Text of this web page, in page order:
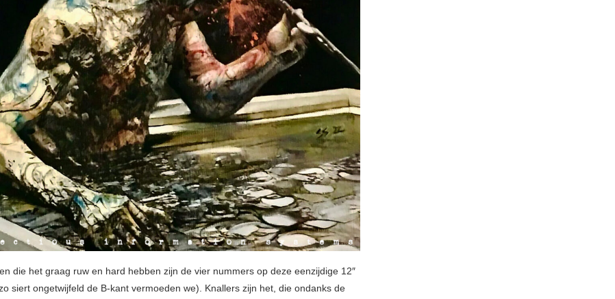
die het graag ruw en hard hebben zijn de vier nummers op deze eenzijdige 12″
siert ongetwijfeld de B-kant vermoeden we). Knallers zijn het, die ondanks de